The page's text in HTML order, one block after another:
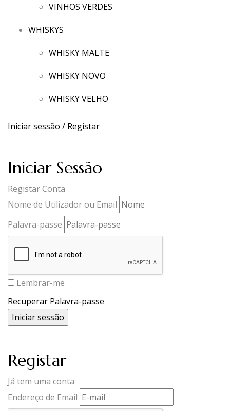
VINHOS VERDES
WHISKYS
WHISKY MALTE
WHISKY NOVO
WHISKY VELHO
Iniciar sessão / Registar
Iniciar Sessão
Registar Conta
Nome de Utilizador ou Email
Palavra-passe
Lembrar-me
Recuperar Palavra-passe
Registar
Já tem uma conta
Endereço de Email